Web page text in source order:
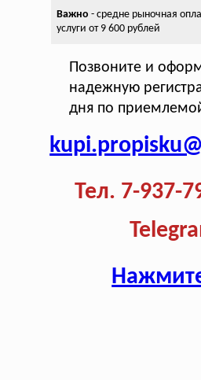
Важно - средне рыночная
услуги от 9 600 рублей
Позвоните и
надежную
дня по
Тел. 7-937-